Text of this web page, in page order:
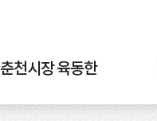
춘천시장 육동한